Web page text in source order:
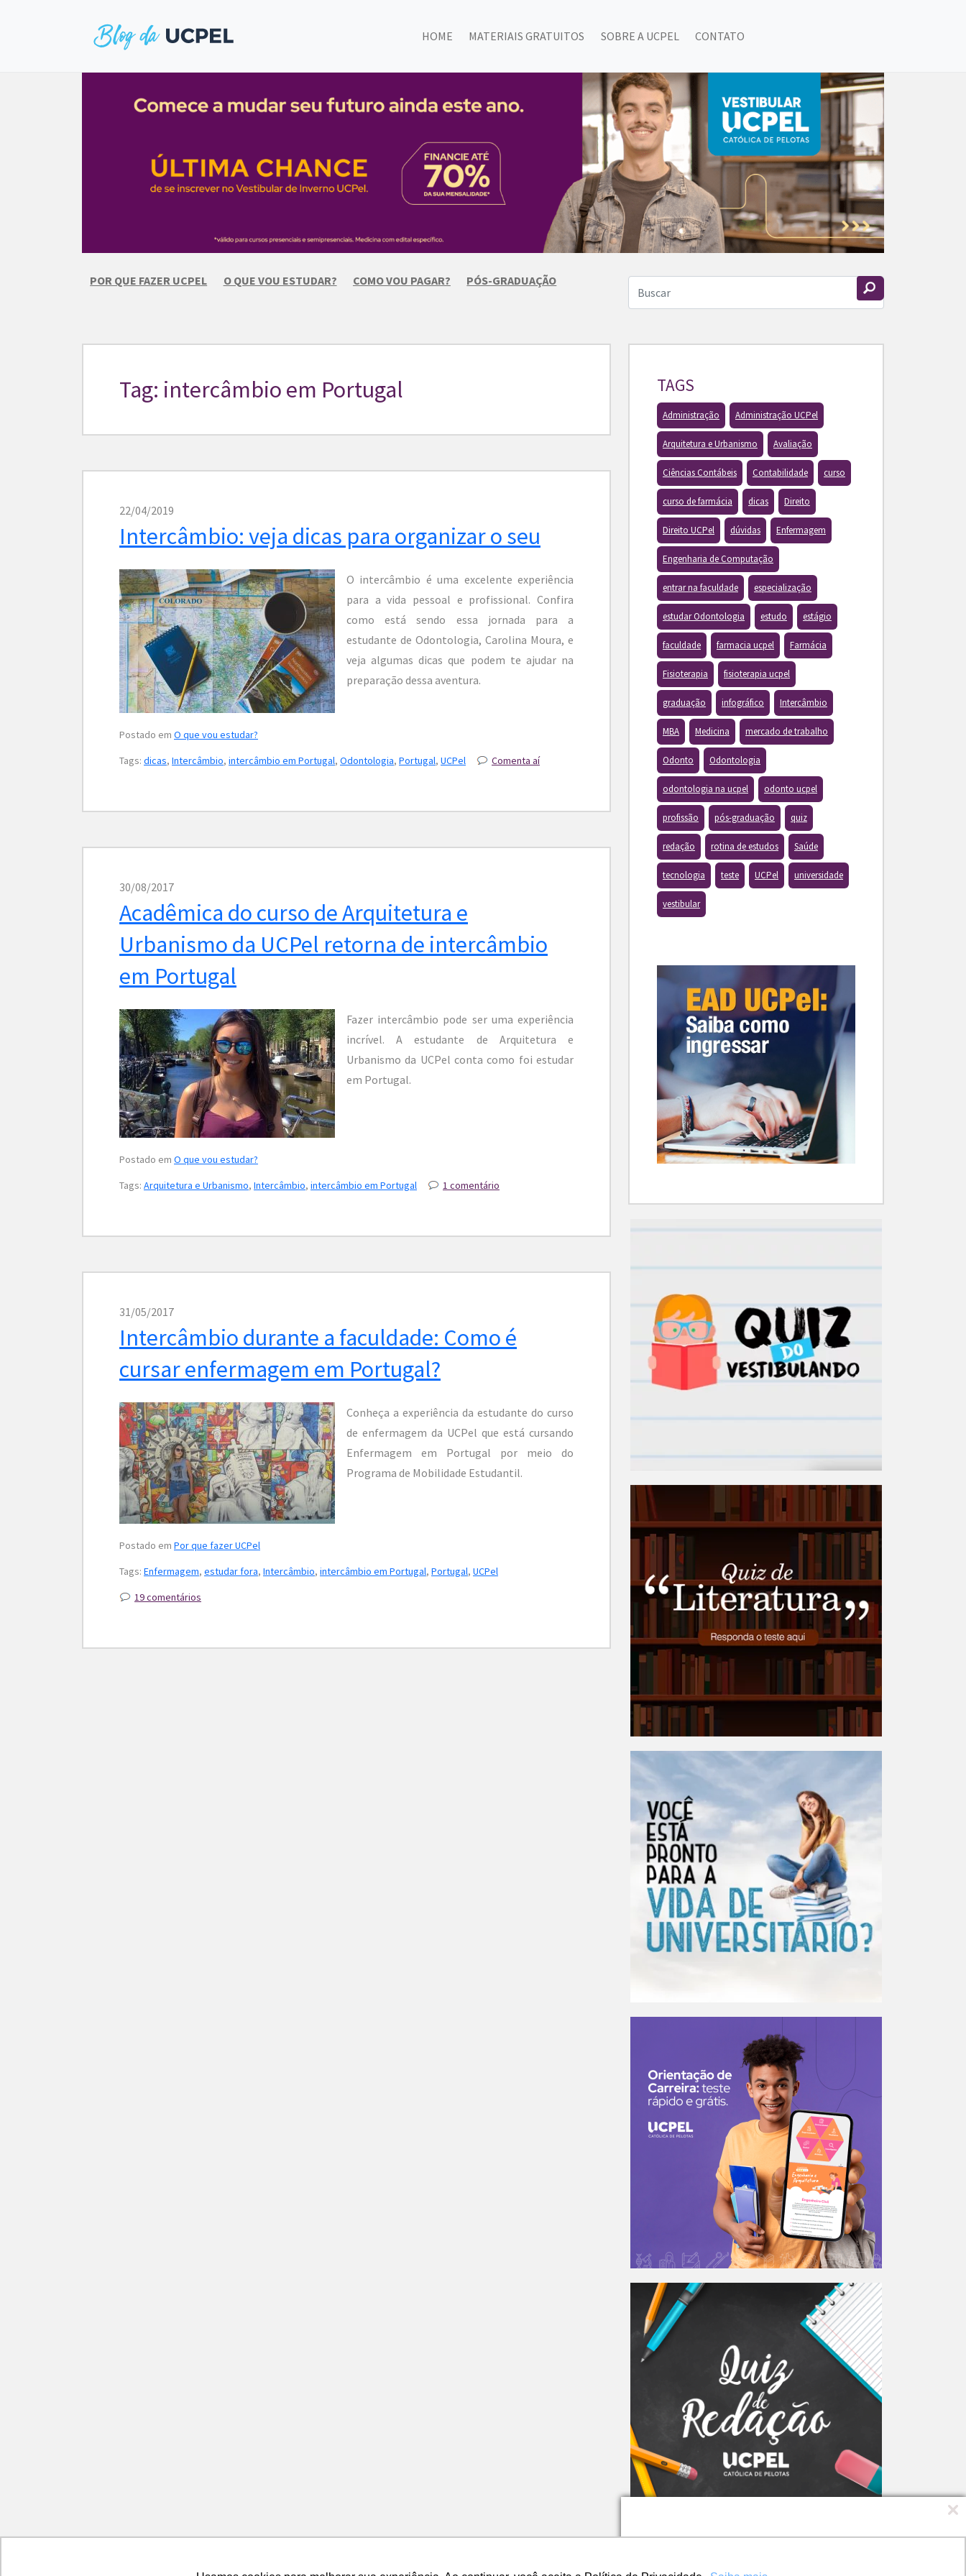
HOME MATERIAIS GRATUITOS SOBRE A UCPEL CONTATO
POR QUE FAZER UCPEL O QUE VOU ESTUDAR? COMO VOU PAGAR? PÓS-GRADUAÇÃO
Tag: intercâmbio em Portugal
22/04/2019
Intercâmbio: veja dicas para organizar o seu
O intercâmbio é uma excelente experiência
para a vida pessoal e profissional. Confira
como está sendo essa jornada para a
estudante de Odontologia, Carolina Moura, e
veja algumas dicas que podem te ajudar na
preparação dessa aventura.
Postado em O que vou estudar?
Tags: dicas, Intercâmbio, intercâmbio em Portugal, Odontologia, Portugal, UCPel Comenta aí
30/08/2017
Acadêmica do curso de Arquitetura e
Urbanismo da UCPel retorna de intercâmbio
em Portugal
Fazer intercâmbio pode ser uma experiência
incrível. A estudante de Arquitetura e
Urbanismo da UCPel conta como foi estudar
em Portugal.
Postado em O que vou estudar?
Tags: Arquitetura e Urbanismo, Intercâmbio, intercâmbio em Portugal 1 comentário
31/05/2017
Intercâmbio durante a faculdade: Como é
cursar enfermagem em Portugal?
Conheça a experiência da estudante do curso
de enfermagem da UCPel que está cursando
Enfermagem em Portugal por meio do
Programa de Mobilidade Estudantil.
Postado em Por que fazer UCPel
Tags: Enfermagem, estudar fora, Intercâmbio, intercâmbio em Portugal, Portugal, UCPel
19 comentários
TAGS
Administração Administração UCPel
Arquitetura e Urbanismo Avaliação
Ciências Contábeis Contabilidade curso
curso de farmácia dicas Direito
Direito UCPel dúvidas Enfermagem
Engenharia de Computação
entrar na faculdade especialização
estudar Odontologia estudo estágio
faculdade farmacia ucpel Farmácia
Fisioterapia fisioterapia ucpel
graduação infográfico Intercâmbio
MBA Medicina mercado de trabalho
Odonto Odontologia
odontologia na ucpel odonto ucpel
profissão pós-graduação quiz
redação rotina de estudos Saúde
tecnologia teste UCPel universidade
vestibular